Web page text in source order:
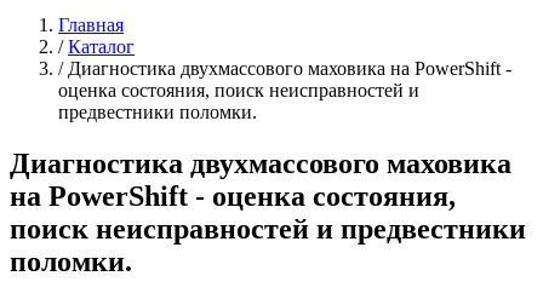
Главная
/ Каталог
/ Диагностика двухмассового маховика на PowerShift -
оценка состояния, поиск неисправностей и
предвестники поломки.
Диагностика двухмассового маховика
на PowerShift - оценка состояния,
поиск неисправностей и предвестники
поломки.